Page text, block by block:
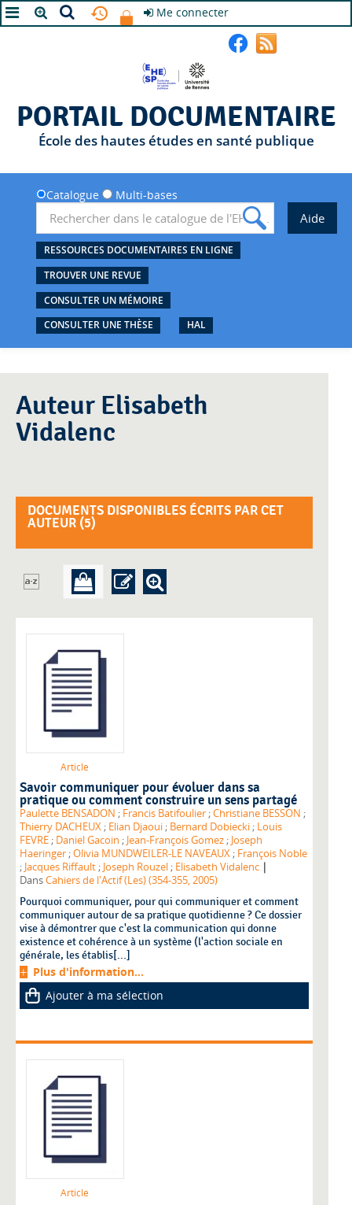
Me connecter
PORTAIL DOCUMENTAIRE
École des hautes études en santé publique
Catalogue Multi-bases
RESSOURCES DOCUMENTAIRES EN LIGNE
TROUVER UNE REVUE
CONSULTER UN MÉMOIRE
CONSULTER UNE THÈSE
HAL
Auteur Elisabeth
Vidalenc
DOCUMENTS DISPONIBLES ÉCRITS PAR CET
AUTEUR (5)
Article
Savoir communiquer pour évoluer dans sa
pratique ou comment construire un sens partagé
Paulette BENSADON ; Francis Batifoulier ;Christiane BESSON ;
Thierry DACHEUX ; Elian Djaoui ; Bernard Dobiecki ; Louis
FEVRE ; Daniel Gacoin ; Jean-François Gomez ; Joseph
Haeringer ;Olivia MUNDWEILER-LE NAVEAUX ; François Noble
; Jacques Riffault ; Joseph Rouzel ; Elisabeth Vidalenc |
DansCahiers de l'Actif (Les) (354-355, 2005)
Pourquoi communiquer, pour qui communiquer et comment
communiquer autour de sa pratique quotidienne ? Ce dossier
vise à démontrer que c'est la communication qui donne
existence et cohérence à un système (l'action sociale en
générale, les établis[...]
Plus d'information...
Ajouter à ma sélection
Article